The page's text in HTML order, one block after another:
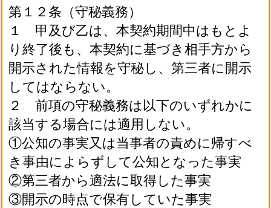
第１２条（守秘義務）
１ 甲及び乙は、本契約期間中はもとよ
り終了後も、本契約に基づき相手方から
開示された情報を守秘し、第三者に開示
してはならない。
２ 前項の守秘義務は以下のいずれかに
該当する場合には適用しない。
①公知の事実又は当事者の責めに帰すべ
き事由によらずして公知となった事実
②第三者から適法に取得した事実
③開示の時点で保有していた事実